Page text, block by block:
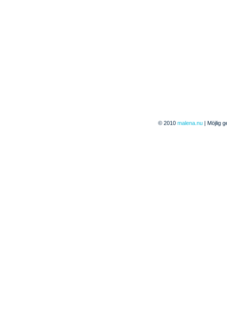
© 2010 malena.nu | Möjlig